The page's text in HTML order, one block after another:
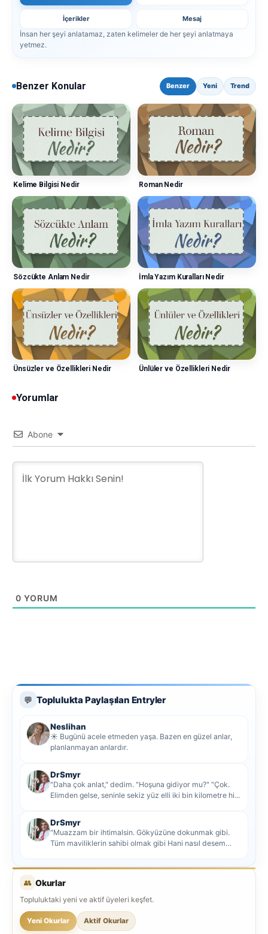
İçerikler Mesaj
İnsan her şeyi anlatamaz, zaten kelimeler de her şeyi anlatmaya
yetmez.
Benzer Konular Benzer Yeni Trend
Kelime Bilgisi Nedir Roman Nedir
Sözcükte Anlam Nedir İmla Yazım Kuralları Nedir
Ünsüzler ve Özellikleri Nedir Ünlüler ve Özellikleri Nedir
Yorumlar
Abone
0 YORUM
💬 Toplulukta Paylaşılan Entryler
Neslihan
☀️ Bugünü acele etmeden yaşa. Bazen en güzel anlar,
planlanmayan anlardır.
DrSmyr
"Daha çok anlat," dedim. "Hoşuna gidiyor mu?" "Çok.
Elimden gelse, seninle sekiz yüz elli iki bin kilometre hi...
DrSmyr
"Muazzam bir ihtimalsin. Gökyüzüne dokunmak gibi.
Tüm maviliklerin sahibi olmak gibi Hani nasıl desem
👥 Okurlar
Topluluktaki yeni ve aktif üyeleri keşfet.
Yeni Okurlar Aktif Okurlar